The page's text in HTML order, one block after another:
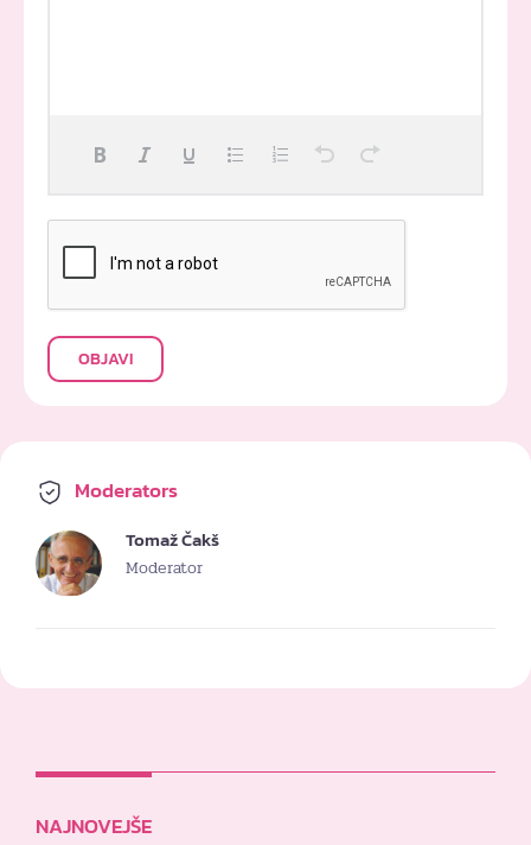
OBJAVI
Moderators
Tomaž Čakš
Moderator
NAJNOVEJŠE